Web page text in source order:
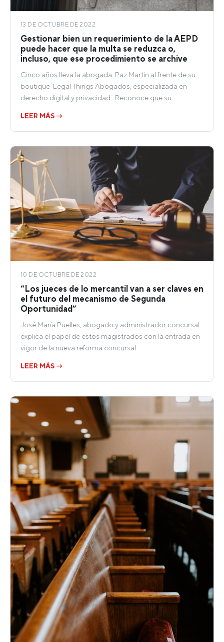
13 DE OCTUBRE DE 2022
Gestionar bien un requerimiento de la AEPD
puede hacer que la multa se reduzca o,
incluso, que ese procedimiento se archive
Cinco años lleva la abogada Paz Martin al frente de su
boutique Legal Things Abogados, especializada en
derecho digital y privacidad. Reconoce que su…
LEER MÁS →
10 DE OCTUBRE DE 2022
“Los jueces de lo mercantil van a ser claves en
el futuro del mecanismo de Segunda
Oportunidad”
José María Puelles, abogado y administrador concursal
explica el papel de estos magistrados con la entrada en
vigor de la nueva reforma concursal.
LEER MÁS →